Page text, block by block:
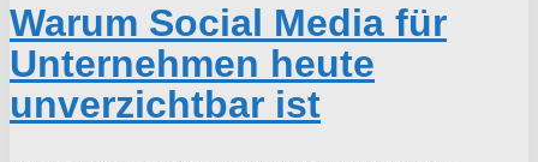
Warum Social Media für
Unternehmen heute
unverzichtbar ist